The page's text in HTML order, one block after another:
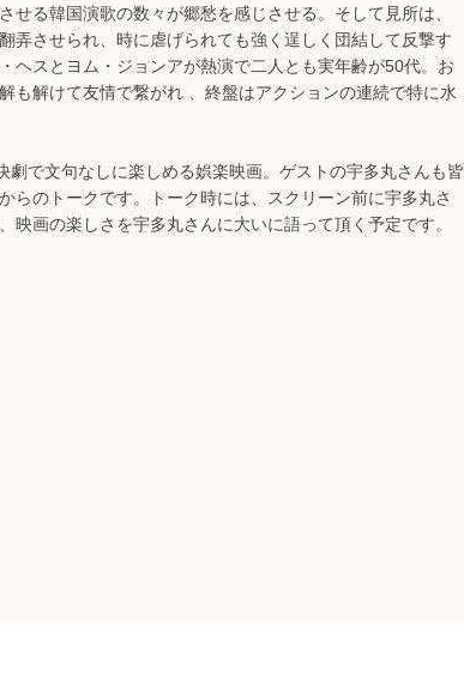
せる韓国演歌の数々が郷愁を感じさせる。そして見所は、
弄させられ、時に虐げられても強く逞しく団結して反撃す
ヘスとヨム・ジョンアが熱演で二人とも実年齢が50代。お
も解けて友情で繋がれ 、終盤はアクションの連続で特に水
劇で文句なしに楽しめる娯楽映画。ゲストの宇多丸さんも皆
らのトークです。トーク時には、スクリーン前に宇多丸さ
映画の楽しさを宇多丸さんに大いに語って頂く予定です。